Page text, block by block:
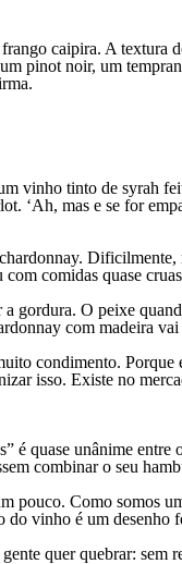
caipira. A textura
pinot noir, um
vinho tinto de syrah
‘Ah, mas e se for
comidas quase
gordura. O peixe
com madeira
condimento.
isso. Existe no
é quase unânime entre
combinar o seu
pouco. Como somos
vinho é um desenho
quer quebrar: sem